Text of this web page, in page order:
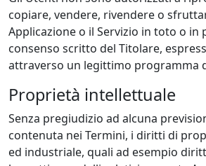
copiare, vendere, rivendere o
Applicazione o il Servizio in toto o in
consenso scritto del Titolare,
attraverso un legittimo programma
Proprietà intellettuale
Senza pregiudizio ad alcuna
contenuta nei Termini, i diritti di
ed industriale, quali ad esempio